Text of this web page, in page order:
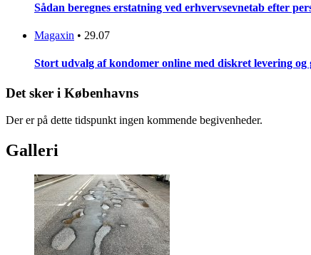
Sådan beregnes erstatning ved erhvervsevnetab efter
Magaxin • 29.07
Stort udvalg af kondomer online med diskret levering
Det sker i Københavns
Der er på dette tidspunkt ingen kommende begivenheder.
Galleri